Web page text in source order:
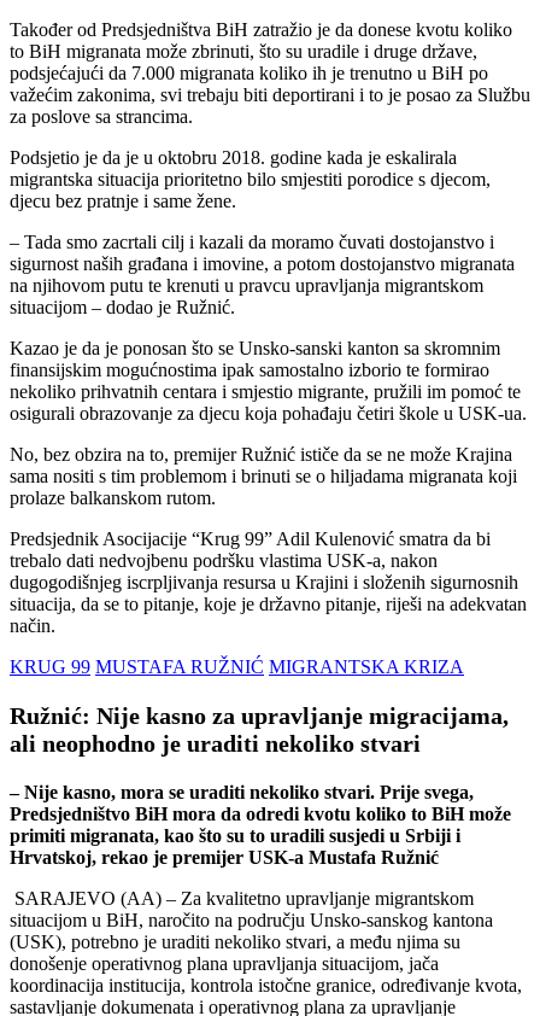
Također od Predsjedništva BiH zatražio je da donese kvotu koliko
to BiH migranata može zbrinuti, što su uradile i druge države,
podsjećajući da 7.000 migranata koliko ih je trenutno u BiH po
važećim zakonima, svi trebaju biti deportirani i to je posao za Službu
za poslove sa strancima.
Podsjetio je da je u oktobru 2018. godine kada je eskalirala
migrantska situacija prioritetno bilo smjestiti porodice s djecom,
djecu bez pratnje i same žene.
– Tada smo zacrtali cilj i kazali da moramo čuvati dostojanstvo i
sigurnost naših građana i imovine, a potom dostojanstvo migranata
na njihovom putu te krenuti u pravcu upravljanja migrantskom
situacijom – dodao je Ružnić.
Kazao je da je ponosan što se Unsko-sanski kanton sa skromnim
finansijskim mogućnostima ipak samostalno izborio te formirao
nekoliko prihvatnih centara i smjestio migrante, pružili im pomoć te
osigurali obrazovanje za djecu koja pohađaju četiri škole u USK-ua.
No, bez obzira na to, premijer Ružnić ističe da se ne može Krajina
sama nositi s tim problemom i brinuti se o hiljadama migranata koji
prolaze balkanskom rutom.
Predsjednik Asocijacije “Krug 99” Adil Kulenović smatra da bi
trebalo dati nedvojbenu podršku vlastima USK-a, nakon
dugogodišnjeg iscrpljivanja resursa u Krajini i složenih sigurnosnih
situacija, da se to pitanje, koje je državno pitanje, riješi na adekvatan
način.
KRUG 99 MUSTAFA RUŽNIĆ MIGRANTSKA KRIZA
Ružnić: Nije kasno za upravljanje migracijama,
ali neophodno je uraditi nekoliko stvari
– Nije kasno, mora se uraditi nekoliko stvari. Prije svega,
Predsjedništvo BiH mora da odredi kvotu koliko to BiH može
primiti migranata, kao što su to uradili susjedi u Srbiji i
Hrvatskoj, rekao je premijer USK-a Mustafa Ružnić
SARAJEVO (AA) – Za kvalitetno upravljanje migrantskom
situacijom u BiH, naročito na području Unsko-sanskog kantona
(USK), potrebno je uraditi nekoliko stvari, a među njima su
donošenje operativnog plana upravljanja situacijom, jača
koordinacija institucija, kontrola istočne granice, određivanje kvota,
sastavljanje dokumenata i operativnog plana za upravljanje